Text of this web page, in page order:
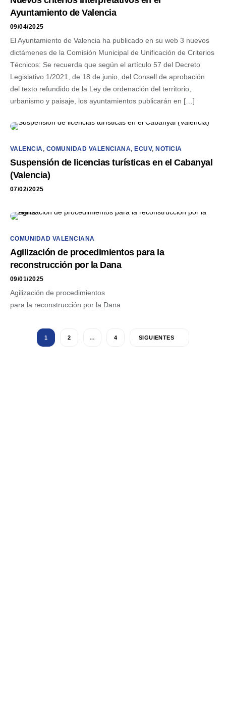
Ayuntamiento de Valencia
09/04/2025
El Ayuntamiento de Valencia ha publicado en su web 3 nuevos
dictámenes de la Comisión Municipal de Unificación de Criterios
Técnicos: Se recuerda que según el artículo 57 del Decreto
Legislativo 1/2021, de 18 de junio, del Consell de aprobación
del texto refundido de la Ley de ordenación del territorio,
urbanismo y paisaje, los ayuntamientos publicarán en […]
VALENCIA, COMUNIDAD VALENCIANA, ECUV, NOTICIA
Suspensión de licencias turísticas en el Cabanyal
(Valencia)
07/02/2025
COMUNIDAD VALENCIANA
Agilización de procedimientos para la
reconstrucción por la Dana
09/01/2025
Agilización de procedimientos
para la reconstrucción por la Dana
1 2 … 4 SIGUIENTES